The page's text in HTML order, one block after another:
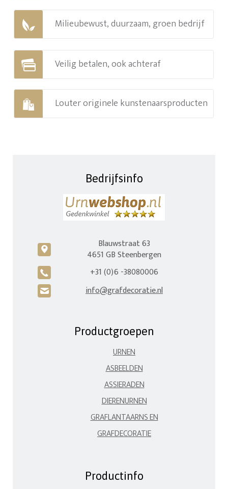
Milieubewust, duurzaam, groen bedrijf
Veilig betalen, ook achteraf
Louter originele kunstenaarsproducten
Bedrijfsinfo
c
Blauwstraat 63
4651 GB Steenbergen
A +31 (0)6 -38080006
H info@grafdecoratie.nl
Productgroepen
URNEN
ASBEELDEN
ASSIERADEN
DIERENURNEN
GRAFLANTAARNS EN
GRAFDECORATIE
Productinfo